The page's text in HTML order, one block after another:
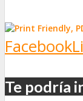
Facebook
Te podría